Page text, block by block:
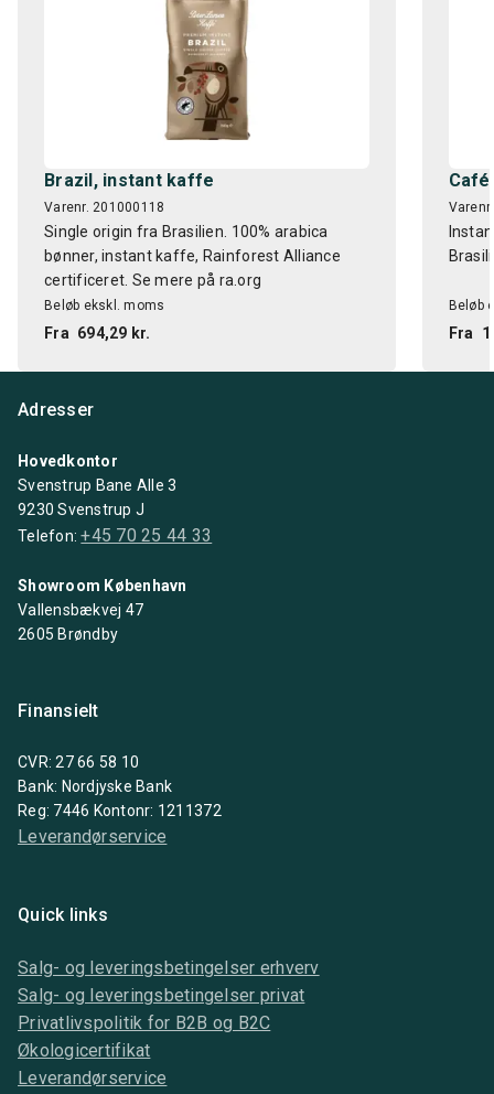
Brazil, instant kaffe
Varenr. 201000118
Single origin fra Brasilien. 100% arabica
bønner, instant kaffe, Rainforest Alliance
certificeret. Se mere på ra.org
Beløb ekskl. moms
Fra 694,29 kr.
Beløb
Fra
Adresser
Hovedkontor
Svenstrup Bane Alle 3
9230 Svenstrup J
Telefon:+45 70 25 44 33
Showroom København
Vallensbækvej 47
2605 Brøndby
Finansielt
CVR: 27 66 58 10
Bank: Nordjyske Bank
Reg: 7446 Kontonr: 1211372
Leverandørservice
Quick links
Salg- og leveringsbetingelser erhverv
Salg- og leveringsbetingelser privat
Privatlivspolitik for B2B og B2C
Økologicertifikat
Leverandørservice